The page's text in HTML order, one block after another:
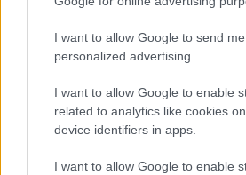
I want to allow Google to send me
personalized advertising.
I want to allow Google to enable
related to analytics like cookies
device identifiers in apps.
I want to allow Google to enable
Κόσμος|05.11.2025 22:32
Ισπανία: Ο γενικός
Μαδρίτης δικάζεται για
πληροφοριών σε